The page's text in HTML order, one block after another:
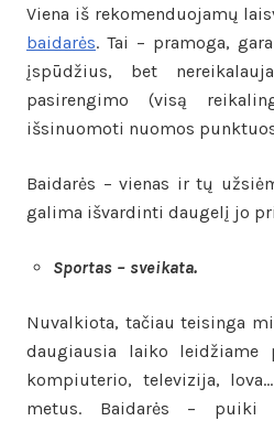
Viena iš rekomenduojamų
baidarės. Tai – pramoga,
įspūdžius, bet
pasirengimo (visą
išsinuomoti nuomos
Baidarės – vienas ir tų
galima išvardinti daugelį jo
Sportas – sveikata.
Nuvalkiota, tačiau teisinga
daugiausia laiko leidžiame
kompiuterio, televizija,
metus. Baidarės – puiki